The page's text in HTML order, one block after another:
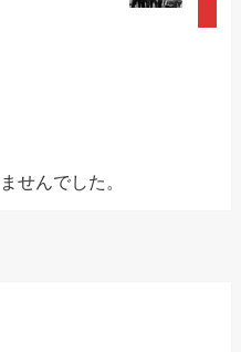
せんでした。